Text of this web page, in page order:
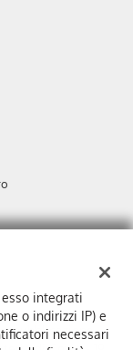
pubblicazione
integrati
o indirizzi IP) e
necessari